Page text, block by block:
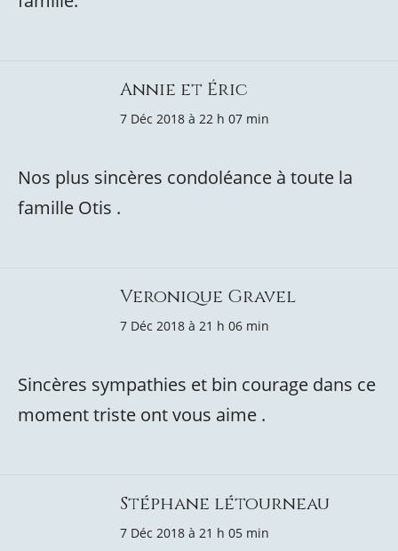
Annie et Éric
7 Déc 2018 à 22 h 07 min
Nos plus sincères condoléance à toute la
famille Otis .
Veronique Gravel
7 Déc 2018 à 21 h 06 min
Sincères sympathies et bin courage dans ce
moment triste ont vous aime .
Stéphane létourneau
7 Déc 2018 à 21 h 05 min